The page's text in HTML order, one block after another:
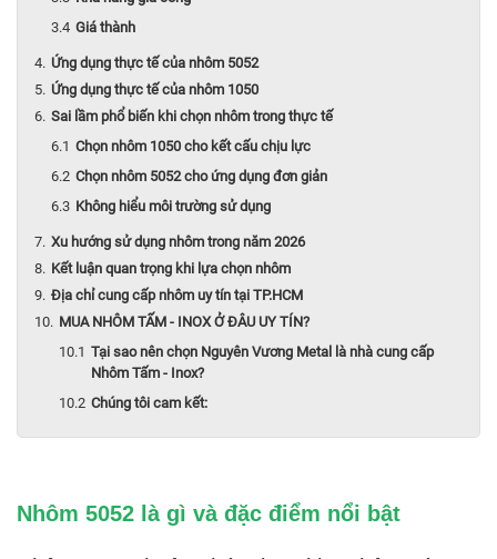
Giá thành
Ứng dụng thực tế của nhôm 5052
Ứng dụng thực tế của nhôm 1050
Sai lầm phổ biến khi chọn nhôm trong thực tế
Chọn nhôm 1050 cho kết cấu chịu lực
Chọn nhôm 5052 cho ứng dụng đơn giản
Không hiểu môi trường sử dụng
Xu hướng sử dụng nhôm trong năm 2026
Kết luận quan trọng khi lựa chọn nhôm
Địa chỉ cung cấp nhôm uy tín tại TP.HCM
MUA NHÔM TẤM - INOX Ở ĐÂU UY TÍN?
Tại sao nên chọn Nguyên Vương Metal là nhà cung cấp
Nhôm Tấm - Inox?
Chúng tôi cam kết:
Nhôm 5052 là gì và đặc điểm nổi bật